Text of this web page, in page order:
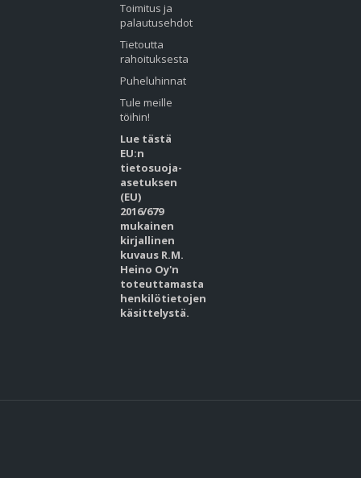
Toimitus ja
palautusehdot
Tietoutta
rahoituksesta
Puheluhinnat
Tule meille
töihin!
Lue tästä
EU:n
tietosuoja-
asetuksen
(EU)
2016/679
mukainen
kirjallinen
kuvaus R.M.
Heino Oy'n
toteuttamasta
henkilötietojen
käsittelystä.